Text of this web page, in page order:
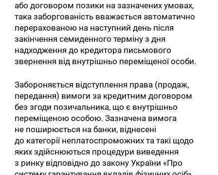
або договором позики на зазначених умовах,
така заборгованість вважається автоматично
перерахованою на наступний день після
закінчення семиденного терміну з дня
надходження до кредитора письмового
звернення від внутрішньо переміщеної особи.
Забороняється відступлення права (продаж,
передання) вимоги за кредитним договором
без згоди позичальника, що є внутрішньо
переміщеною особою. Зазначена вимога
не поширюється на банки, віднесені
до категорії неплатоспроможних та такі щодо
яких здійснюються процедури виведення
з ринку відповідно до закону України «Про